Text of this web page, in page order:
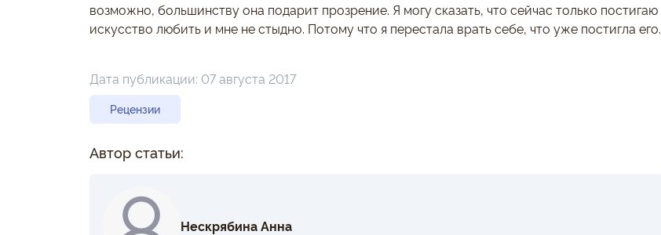
возможно, большинству она подарит прозрение. Я могу сказать, что сейчас только постигаю
искусство любить и мне не стыдно. Потому что я перестала врать себе, что уже постигла его.
Дата публикации: 07 августа 2017
Рецензии
Автор статьи:
Нескрябина Анна